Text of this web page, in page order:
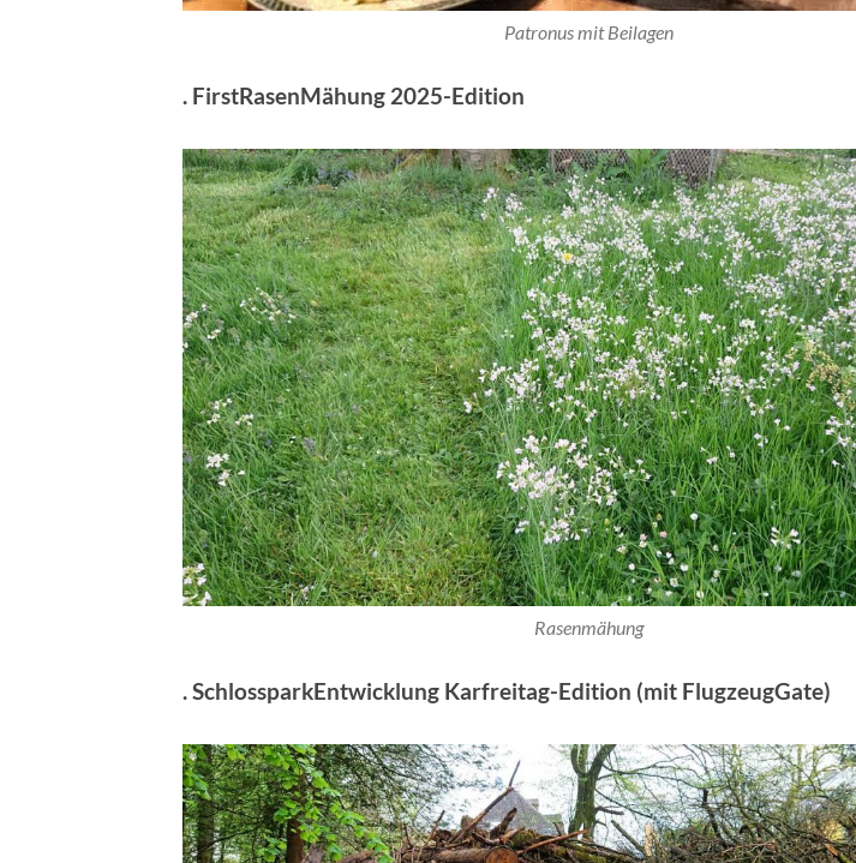
Patronus mit Beilagen
. FirstRasenMähung 2025-Edition
Rasenmähung
. SchlossparkEntwicklung Karfreitag-Edition (mit FlugzeugGate)